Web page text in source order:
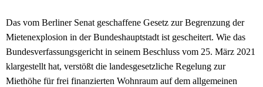
Das vom Berliner Senat geschaffene Gesetz zur Begrenzung der
Mietenexplosion in der Bundeshauptstadt ist gescheitert. Wie das
Bundesverfassungsgericht in seinem Beschluss vom 25. März 2021
klargestellt hat, verstößt die landesgesetzliche Regelung zur
Miethöhe für frei finanzierten Wohnraum auf dem allgemeinen